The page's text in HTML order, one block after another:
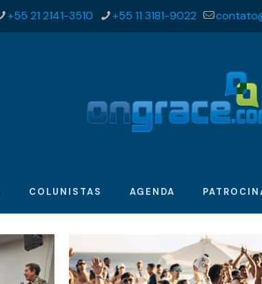
+55 21 2141-3510 +55 11 3181-9022
COLUNISTAS AGENDA